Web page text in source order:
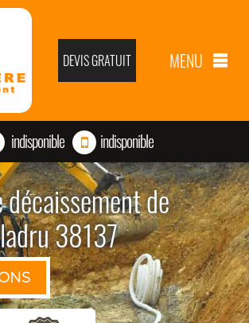
DEVIS GRATUIT MENU
indisponible indisponible
de
38137